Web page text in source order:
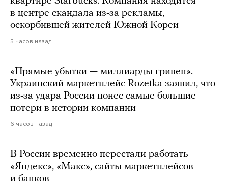
в центре скандала из-за рекламы,
оскорбившей жителей Южной Кореи
5 часов назад
«Прямые убытки — миллиарды гривен».
Украинский маркетплейс Rozetka заявил, что
из-за удара России понес самые большие
потери в истории компании
6 часов назад
В России временно перестали работать
«Яндекс», «Макс», сайты маркетплейсов
и банков